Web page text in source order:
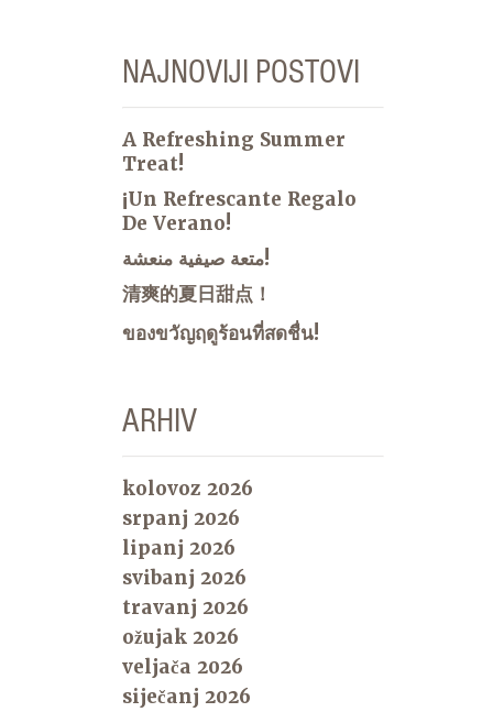
NAJNOVIJI POSTOVI
A Refreshing Summer
Treat!
¡Un Refrescante Regalo
De Verano!
متعة صيفية منعشة!
清爽的夏日甜点！
ของขวัญฤดูร้อนที่สดชื่น!
ARHIV
kolovoz 2026
srpanj 2026
lipanj 2026
svibanj 2026
travanj 2026
ožujak 2026
veljača 2026
siječanj 2026